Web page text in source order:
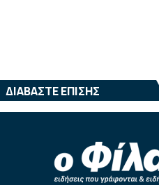
ΔΙΑΒΑΣΤΕ ΕΠΙΣΗΣ